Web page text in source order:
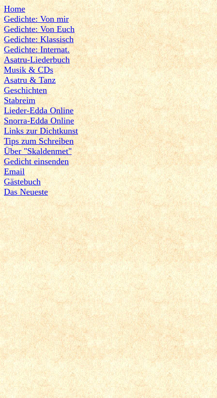
Home
Gedichte: Von mir
Gedichte: Von Euch
Gedichte: Klassisch
Gedichte: Internat.
Asatru-Liederbuch
Musik & CDs
Asatru & Tanz
Geschichten
Stabreim
Lieder-Edda Online
Snorra-Edda Online
Links zur Dichtkunst
Tips zum Schreiben
Über "Skaldenmet"
Gedicht einsenden
Email
Gästebuch
Das Neueste